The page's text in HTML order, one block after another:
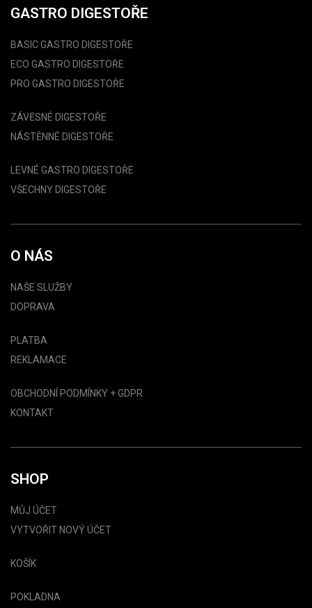
GASTRO DIGESTOŘE
BASIC GASTRO DIGESTOŘE
ECO GASTRO DIGESTOŘE
PRO GASTRO DIGESTOŘE
ZÁVĚSNÉ DIGESTOŘE
NÁSTĚNNÉ DIGESTOŘE
LEVNÉ GASTRO DIGESTOŘE
VŠECHNY DIGESTOŘE
O NÁS
NAŠE SLUŽBY
DOPRAVA
PLATBA
REKLAMACE
OBCHODNÍ PODMÍNKY + GDPR
KONTAKT
SHOP
MŮJ ÚČET
VYTVOŘIT NOVÝ ÚČET
KOŠÍK
POKLADNA